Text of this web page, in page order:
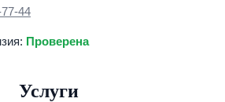
44
Проверена
Услуги